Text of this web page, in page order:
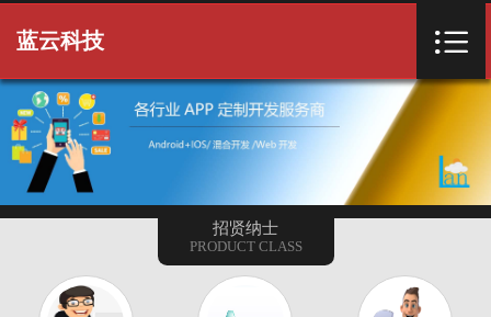
关于我们
产品项目
客户案例
常用下载
蓝云科技 
招贤纳士
PRODUCT CLASS